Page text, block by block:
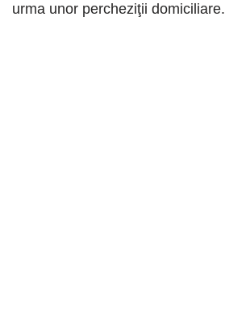
urma unor percheziţii domiciliare.